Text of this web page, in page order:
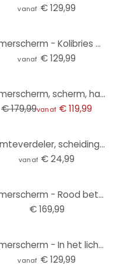
vanaf € 129,99
Kamerscherm - Kolibries en bloemen, 3-delig
vanaf € 129,99
Kamerscherm, scherm, hangend privacyscherm Lente ontwaken
€ 179,99vanaf € 119,99
Ruimteverdeler, scheidingswand bloemenbladeren - populierenhout
vanaf € 24,99
Kamerscherm - Rood beton, 5-delig - 225x172 cm
€ 169,99
Kamerscherm - In het licht, 3-delig
vanaf € 129,99